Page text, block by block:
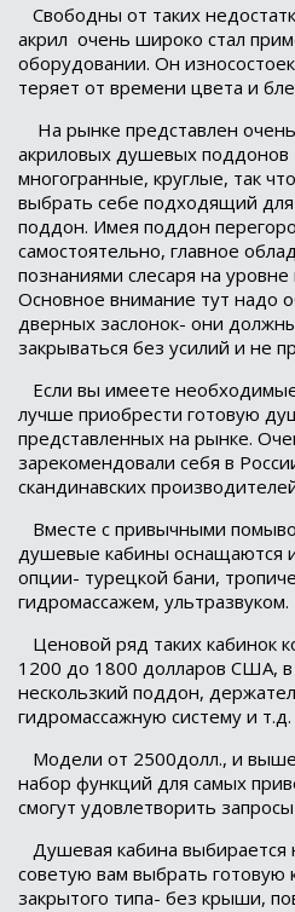
Свободны от таких
акрил очень широко стал
оборудовании. Он
теряет от времени цвета и
На рынке представлен
акриловых душевых поддонов
многогранные, круглые, так
выбрать себе подходящий
поддон. Имея поддон
самостоятельно, главное
познаниями слесаря на
Основное внимание тут надо
дверных заслонок- они
закрываться без усилий и не
Если вы имеете
лучше приобрести готовую
представленных на рынке.
зарекомендовали себя в
скандинавских
Вместе с привычными
душевые кабины оснащаются
опции- турецкой бани,
гидромассажем, ультразвуком.
Ценовой ряд таких кабинок
1200 до 1800 долларов США, в
нескользкий поддон,
гидромассажную систему и т.д.
Модели от 2500долл., и
набор функций для самых
смогут удовлетворить
Душевая кабина выбирается
советую вам выбрать готовую
закрытого типа- без крыши,